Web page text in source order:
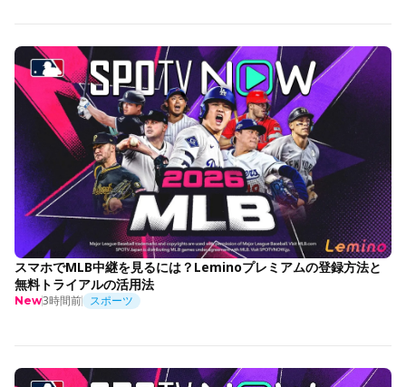
スマホでMLB中継を見るには？Leminoプレミアムの登録方法と
無料トライアルの活用法
New3時間前 スポーツ